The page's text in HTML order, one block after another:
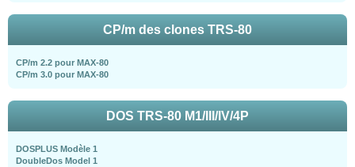
CP/m des clones TRS-80
CP/m 2.2 pour MAX-80
CP/m 3.0 pour MAX-80
DOS TRS-80 M1/III/IV/4P
DOSPLUS Modèle 1
DoubleDos Model 1